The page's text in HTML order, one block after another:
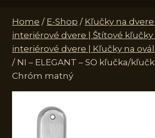
Home / E-Shop / Kľučky na
interiérové dvere | Štítové kľučky
interiérové dvere | Kľučky na
/ NI – ELEGANT – SO kľučka/
Chróm matný